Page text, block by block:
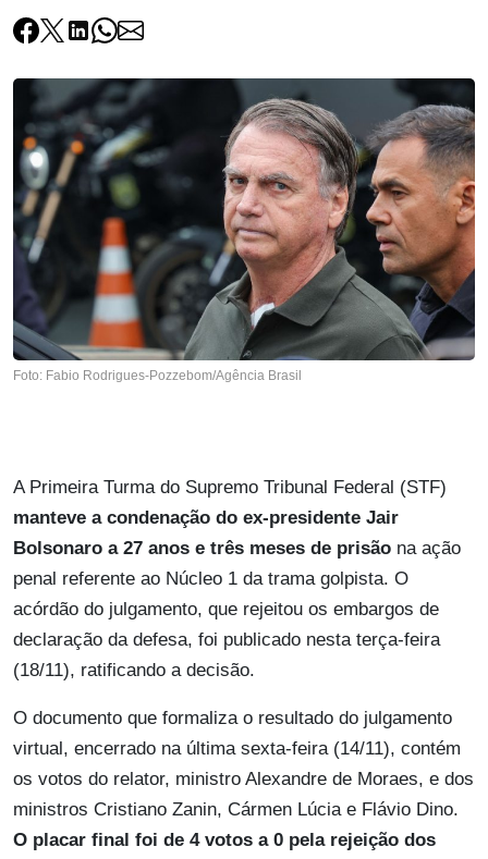
Foto: Fabio Rodrigues-Pozzebom/Agência Brasil
A Primeira Turma do Supremo Tribunal Federal (STF)
manteve a condenação do ex-presidente Jair
Bolsonaro a 27 anos e três meses de prisão na ação
penal referente ao Núcleo 1 da trama golpista. O
acórdão do julgamento, que rejeitou os embargos de
declaração da defesa, foi publicado nesta terça-feira
(18/11), ratificando a decisão.
O documento que formaliza o resultado do julgamento
virtual, encerrado na última sexta-feira (14/11), contém
os votos do relator, ministro Alexandre de Moraes, e dos
ministros Cristiano Zanin, Cármen Lúcia e Flávio Dino.
O placar final foi de 4 votos a 0 pela rejeição dos